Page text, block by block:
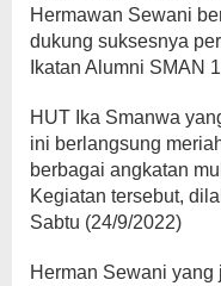
Hermawan Sewani
dukung suksesnya
Ikatan Alumni SMAN
HUT Ika Smanwa
ini berlangsung
berbagai angkatan
Kegiatan tersebut,
Sabtu (24/9/2022)
Herman Sewani